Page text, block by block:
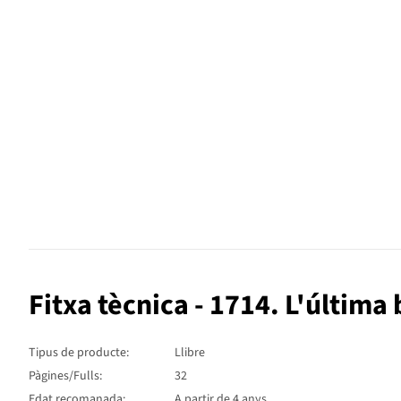
Fitxa tècnica - 1714. L'última
Tipus de producte:
Llibre
Pàgines/Fulls:
32